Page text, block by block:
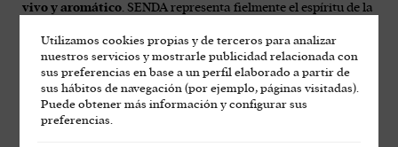
vivo y aromático. SENDA representa fielmente el espíritu de la
que elaboramos en la bodega, con aromas a frutos rojos,
guindas y una acidez equilibrada y presente, que aporta
frescura y hace que beberlo sea muy agradable. Un vino que se
puede beber un poco más fresco de lo que es habitual en este
tiempo.
Utilizamos cookies propias y de terceros para analizar
nuestros servicios y mostrarle publicidad relacionada con
sus preferencias en base a un perfil elaborado a partir de
sus hábitos de navegación (por ejemplo, páginas visitadas).
Puede obtener más información y configurar sus
preferencias.